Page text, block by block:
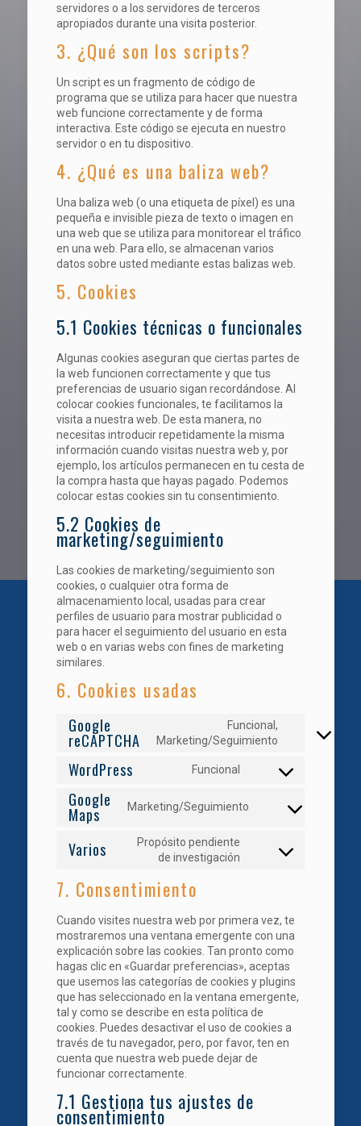
servidores o a los servidores de terceros
apropiados durante una visita posterior.
3. ¿Qué son los scripts?
Un script es un fragmento de código de
programa que se utiliza para hacer que nuestra
web funcione correctamente y de forma
interactiva. Este código se ejecuta en nuestro
servidor o en tu dispositivo.
4. ¿Qué es una baliza web?
Una baliza web (o una etiqueta de píxel) es una
pequeña e invisible pieza de texto o imagen en
una web que se utiliza para monitorear el tráfico
en una web. Para ello, se almacenan varios
datos sobre usted mediante estas balizas web.
5. Cookies
5.1 Cookies técnicas o funcionales
Algunas cookies aseguran que ciertas partes de
la web funcionen correctamente y que tus
preferencias de usuario sigan recordándose. Al
colocar cookies funcionales, te facilitamos la
visita a nuestra web. De esta manera, no
necesitas introducir repetidamente la misma
información cuando visitas nuestra web y, por
ejemplo, los artículos permanecen en tu cesta de
la compra hasta que hayas pagado. Podemos
colocar estas cookies sin tu consentimiento.
5.2 Cookies de
marketing/seguimiento
Las cookies de marketing/seguimiento son
cookies, o cualquier otra forma de
almacenamiento local, usadas para crear
perfiles de usuario para mostrar publicidad o
para hacer el seguimiento del usuario en esta
web o en varias webs con fines de marketing
similares.
6. Cookies usadas
Google
reCAPTCHA
Funcional,
Marketing/Seguimiento
Consent
service
WordPress Funcional
Consent
service
Google
Maps Marketing/Seguimiento
Consent
google-
Varios
Propósito pendiente
de investigación
Consent
7. Consentimiento
Cuando visites nuestra web por primera vez, te
mostraremos una ventana emergente con una
explicación sobre las cookies. Tan pronto como
hagas clic en «Guardar preferencias», aceptas
que usemos las categorías de cookies y plugins
que has seleccionado en la ventana emergente,
tal y como se describe en esta política de
cookies. Puedes desactivar el uso de cookies a
través de tu navegador, pero, por favor, ten en
cuenta que nuestra web puede dejar de
funcionar correctamente.
7.1 Gestiona tus ajustes de
consentimiento